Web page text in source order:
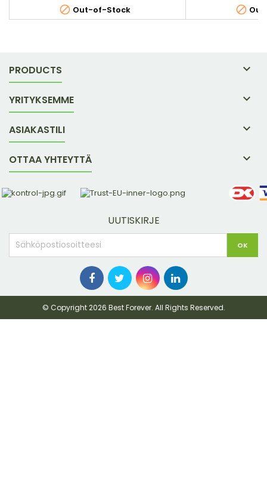
 Out-of-Stock 
PRODUCTS 
YRITYKSEMME 
ASIAKASTILI 
OTTAA YHTEYTTÄ 
UUTISKIRJE
© Copyright 2026 Best Forever. All Rights Reserved.